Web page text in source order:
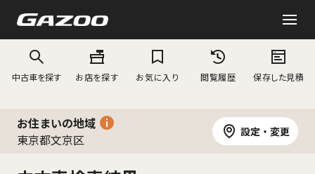
中古車を探す お店を探す お気に入り 閲覧履歴 保存した見積
お住まいの地域
東京都文京区
設定・変更